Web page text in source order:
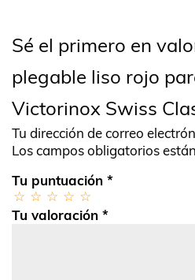
Sé el primero en
plegable liso rojo
Victorinox Swiss
Tu dirección de correo
Los campos obligatorios
Tu puntuación *
Tu valoración *